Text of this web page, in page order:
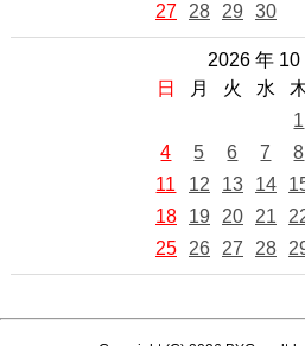
27
28 29 30
2026 年 10
日
月 火 水
1
4
5 6 7 8
11
12 13 14
18
19 20 21
25
26 27 28